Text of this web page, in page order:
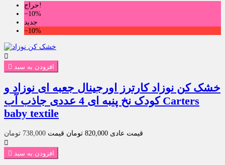
حراج!
‎−10%
جدید
‎−10%

 افزودن به سبد
خشک کن نوزاد کارترز اورجینال جعبه ای نوزاد و
کودک نخ پنبه ای 4 عددی جاذب آب Carters
baby textile
قیمت عادی 820,000 تومان قیمت 738,000 تومان

 افزودن به سبد